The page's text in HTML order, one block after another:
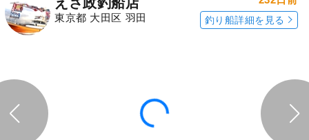
東京都 大田区 羽田 釣り船詳細を見る